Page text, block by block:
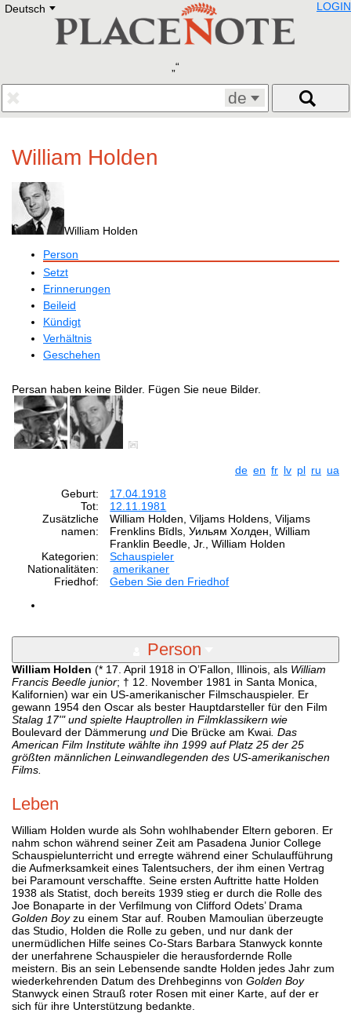
Deutsch E
Deutsch
Francais
Polski
Eestikeelne
LOGIN
de
William Holden
William Holden
Person
Setzt
Erinnerungen
Beileid
Kündigt
Verhältnis
Geschehen
Persan haben keine Bilder. Fügen Sie neue Bilder.
de en fr lv pl ru ua
Geburt:
17.04.1918
Tot:
12.11.1981
Zusätzliche
namen:
William Holden, Viljams Holdens, Viljams
Frenklins Bīdls, Уильям Холден, William
Franklin Beedle, Jr., William Holden
Kategorien:
Schauspieler
Nationalitäten:
amerikaner
Friedhof:
Geben Sie den Friedhof
Person
William Holden (* 17. April 1918 in O’Fallon, Illinois, als William
Francis Beedle junior; † 12. November 1981 in Santa Monica,
Kalifornien) war ein US-amerikanischer Filmschauspieler. Er
gewann 1954 den Oscar als bester Hauptdarsteller für den Film
Stalag 17'" und spielte Hauptrollen in Filmklassikern wie
Boulevard der Dämmerung und Die Brücke am Kwai . Das
American Film Institute wählte ihn 1999 auf Platz 25 der 25
größten männlichen Leinwandlegenden des US-amerikanischen
Films.
Leben
William Holden wurde als Sohn wohlhabender Eltern geboren. Er
nahm schon während seiner Zeit am Pasadena Junior College
Schauspielunterricht und erregte während einer Schulaufführung
die Aufmerksamkeit eines Talentsuchers, der ihm einen Vertrag
bei Paramount verschaffte. Seine ersten Auftritte hatte Holden
1938 als Statist, doch bereits 1939 stieg er durch die Rolle des
Joe Bonaparte in der Verfilmung von Clifford Odets’ Drama
Golden Boyzu einem Star auf. Rouben Mamoulian überzeugte
das Studio, Holden die Rolle zu geben, und nur dank der
unermüdlichen Hilfe seines Co-Stars Barbara Stanwyck konnte
der unerfahrene Schauspieler die herausfordernde Rolle
meistern. Bis an sein Lebensende sandte Holden jedes Jahr zum
wiederkehrenden Datum des Drehbeginns von Golden Boy
Stanwyck einen Strauß roter Rosen mit einer Karte, auf der er
sich für ihre Unterstützung bedankte.